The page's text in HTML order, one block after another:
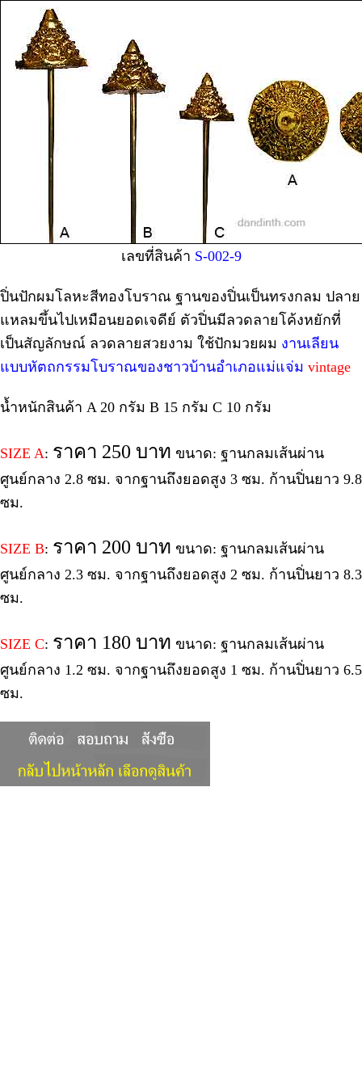
เลขที่สินค้า S-002-9
ปิ่นปักผมโลหะสีทองโบราณ ฐานของปิ่นเป็นทรงกลม ปลาย
แหลมขึ้นไปเหมือนยอดเจดีย์ ตัวปิ่นมีลวดลายโค้งหยักที่
เป็นสัญลักษณ์ ลวดลายสวยงาม ใช้ปักมวยผม งานเลียน
แบบหัตถกรรมโบราณของชาวบ้านอำเภอแม่แจ่ม vintage
น้ำหนักสินค้า A 20 กรัม B 15 กรัม C 10 กรัม
SIZE A: ราคา 250 บาท ขนาด: ฐานกลมเส้นผ่าน
ศูนย์กลาง 2.8 ซม. จากฐานถึงยอดสูง 3 ซม. ก้านปิ่นยาว 9.8
ซม.
SIZE B: ราคา 200 บาท ขนาด: ฐานกลมเส้นผ่าน
ศูนย์กลาง 2.3 ซม. จากฐานถึงยอดสูง 2 ซม. ก้านปิ่นยาว 8.3
ซม.
SIZE C: ราคา 180 บาท ขนาด: ฐานกลมเส้นผ่าน
ศูนย์กลาง 1.2 ซม. จากฐานถึงยอดสูง 1 ซม. ก้านปิ่นยาว 6.5
ซม.